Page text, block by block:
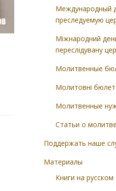
Международный
преследуемую
Міжнародний
переслідувану
Молитвенные
Молитовні
Молитвенные
Статьи о молитве
Поддержать наше
Материалы
Книги на русском